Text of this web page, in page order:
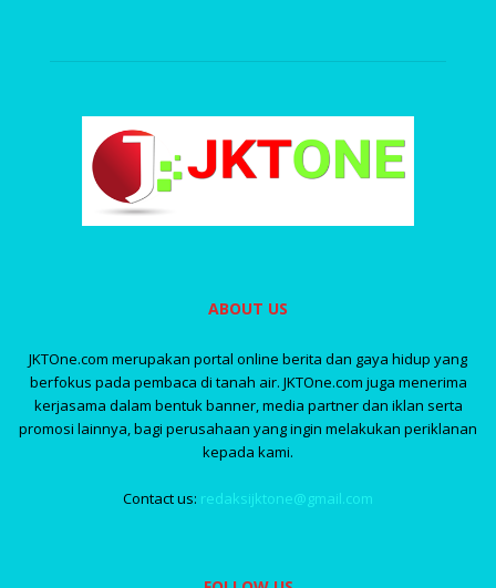
ABOUT US
JKTOne.com merupakan portal online berita dan gaya hidup yang
berfokus pada pembaca di tanah air. JKTOne.com juga menerima
kerjasama dalam bentuk banner, media partner dan iklan serta
promosi lainnya, bagi perusahaan yang ingin melakukan periklanan
kepada kami.
Contact us: redaksijktone@gmail.com